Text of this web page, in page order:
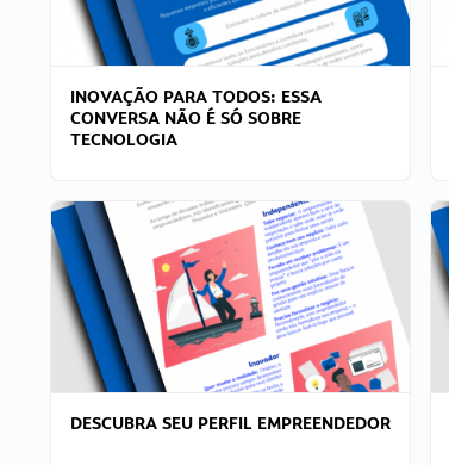
INOVAÇÃO PARA TODOS: ESSA
CONVERSA NÃO É SÓ SOBRE
TECNOLOGIA
DESCUBRA SEU PERFIL EMPREENDEDOR